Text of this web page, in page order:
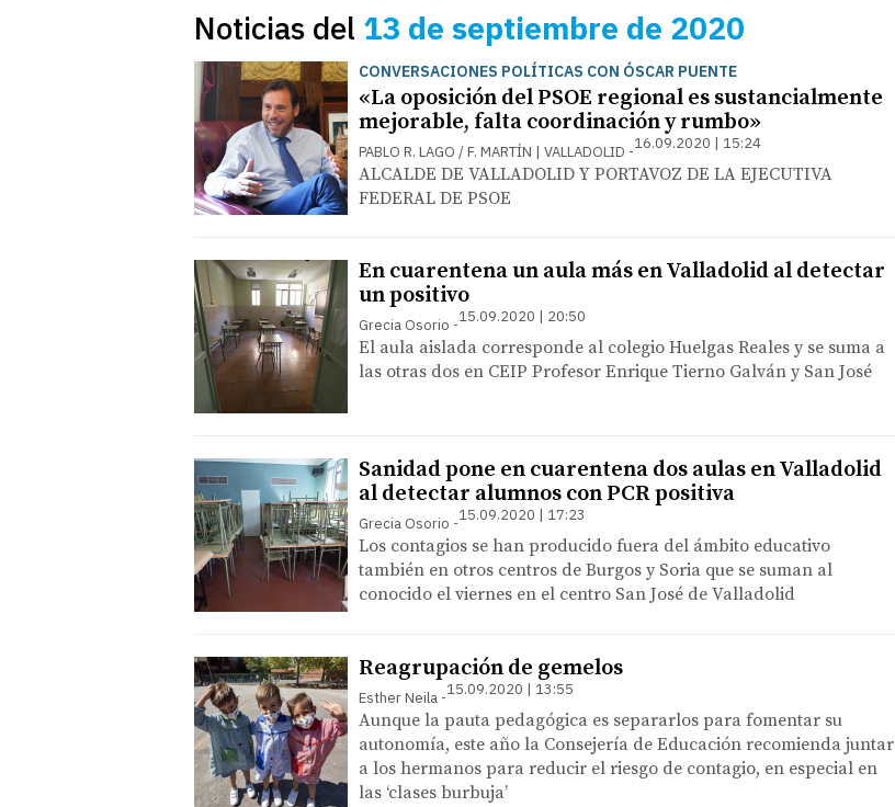
Noticias del 13 de septiembre de 2020
CONVERSACIONES POLÍTICAS CON ÓSCAR PUENTE
«La oposición del PSOE regional es sustancialmente
mejorable, falta coordinación y rumbo»
PABLO R. LAGO / F. MARTÍN | VALLADOLID 16.09.2020 | 15:24
ALCALDE DE VALLADOLID Y PORTAVOZ DE LA EJECUTIVA
FEDERAL DE PSOE
En cuarentena un aula más en Valladolid al detectar
un positivo
Grecia Osorio 15.09.2020 | 20:50
El aula aislada corresponde al colegio Huelgas Reales y se suma a
las otras dos en CEIP Profesor Enrique Tierno Galván y San José
Sanidad pone en cuarentena dos aulas en Valladolid
al detectar alumnos con PCR positiva
Grecia Osorio 15.09.2020 | 17:23
Los contagios se han producido fuera del ámbito educativo
también en otros centros de Burgos y Soria que se suman al
conocido el viernes en el centro San José de Valladolid
Reagrupación de gemelos
Esther Neila 15.09.2020 | 13:55
Aunque la pauta pedagógica es separarlos para fomentar su
autonomía, este año la Consejería de Educación recomienda juntar
a los hermanos para reducir el riesgo de contagio, en especial en
las ‘clases burbuja’